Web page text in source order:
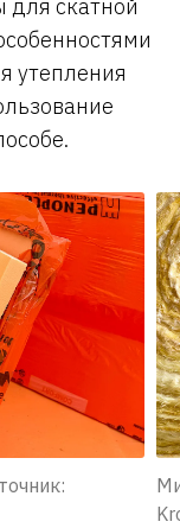
для скатной
утепления